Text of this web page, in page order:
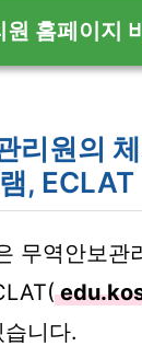
홈페이지
리원의
, ECLAT
무역안보관
니다.